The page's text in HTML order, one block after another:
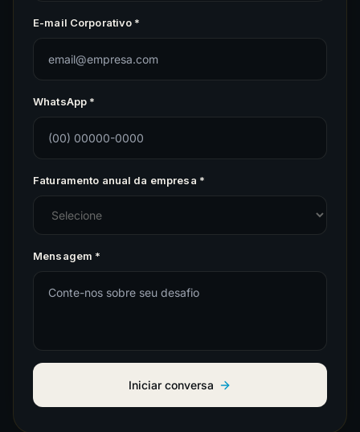
E-mail Corporativo *
WhatsApp *
Faturamento anual da empresa *
Mensagem *
Iniciar conversa